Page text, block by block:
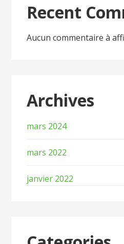
Recent
Aucun commentaire à
Archives
mars 2024
mars 2022
janvier 2022